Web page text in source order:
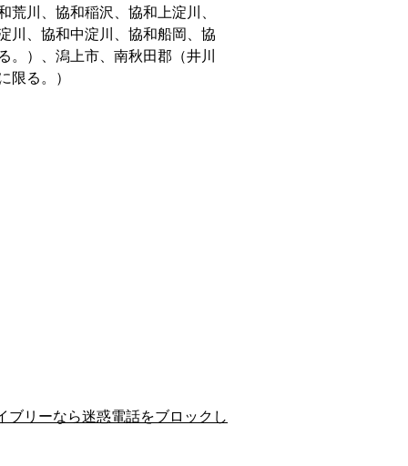
荒川、協和稲沢、協和上淀川、
川、協和中淀川、協和船岡、協
。）、潟上市、南秋田郡（井川
限る。）
ブリーなら迷惑電話をブロックし